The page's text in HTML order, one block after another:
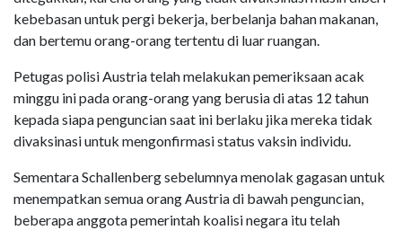
kebebasan untuk pergi bekerja, berbelanja bahan makanan,
dan bertemu orang-orang tertentu di luar ruangan.
Petugas polisi Austria telah melakukan pemeriksaan acak
minggu ini pada orang-orang yang berusia di atas 12 tahun
kepada siapa penguncian saat ini berlaku jika mereka tidak
divaksinasi untuk mengonfirmasi status vaksin individu.
Sementara Schallenberg sebelumnya menolak gagasan untuk
menempatkan semua orang Austria di bawah penguncian,
beberapa anggota pemerintah koalisi negara itu telah